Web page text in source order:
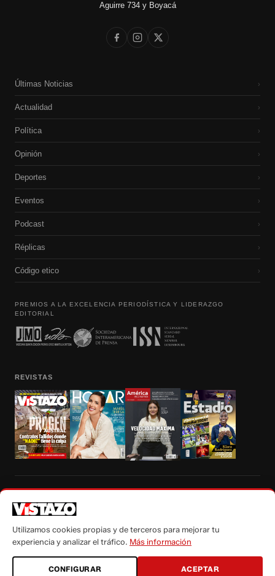
Aguirre 734 y Boyacá
Últimas Noticias ›
Actualidad ›
Política ›
Opinión ›
Deportes ›
Eventos ›
Podcast ›
Réplicas ›
Código etico ›
PREMIOS A LA EXCELENCIA PERIODÍSTICA Y LIDERAZGO
EDITORIAL
REVISTAS
autorización escrita de su titular, de todos los contenidos de Vistazo.com.
Utilizamos cookies propias y de terceros para mejorar tu
experiencia y analizar el tráfico. Más información
CONFIGURAR ACEPTAR